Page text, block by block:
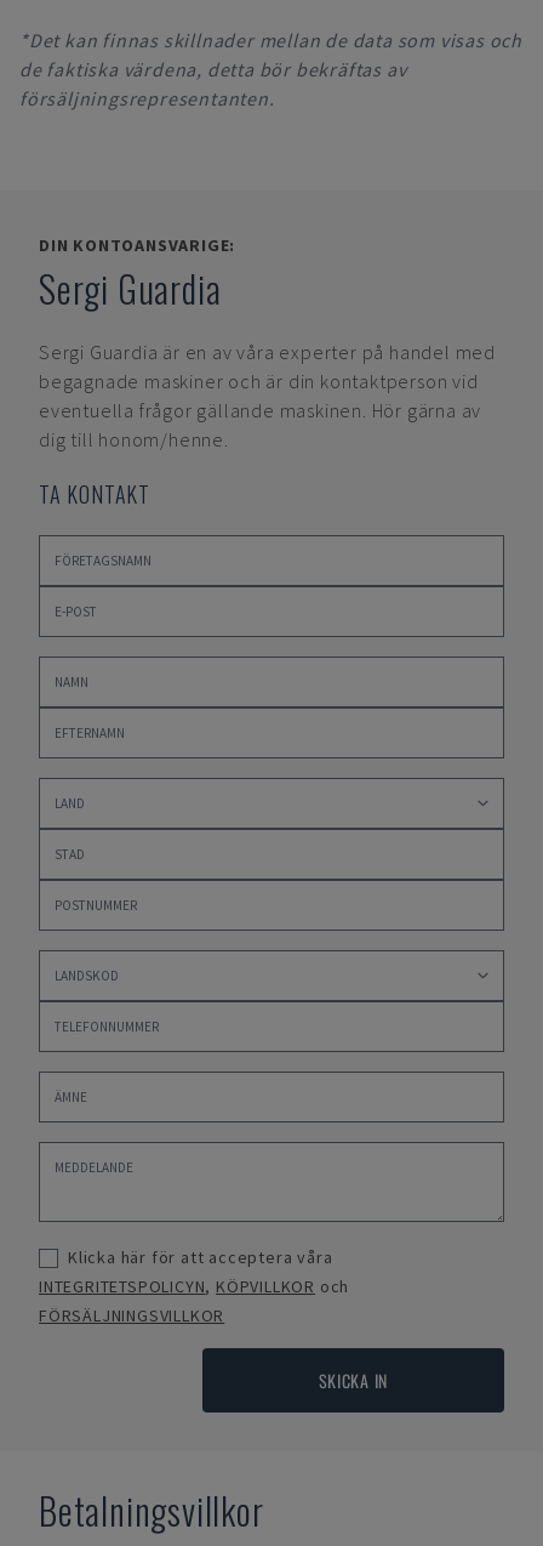
*Det kan finnas skillnader mellan de data som visas och
de faktiska värdena, detta bör bekräftas av
försäljningsrepresentanten.
DIN KONTOANSVARIGE:
Sergi Guardia
Sergi Guardia är en av våra experter på handel med
begagnade maskiner och är din kontaktperson vid
eventuella frågor gällande maskinen. Hör gärna av
dig till honom/henne.
TA KONTAKT
Klicka här för att acceptera våra
INTEGRITETSPOLICYN, KÖPVILLKOR och
FÖRSÄLJNINGSVILLKOR
SKICKA IN
Betalningsvillkor